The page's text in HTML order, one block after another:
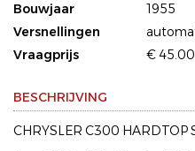
Bouwjaar
1955
Versnellingen
Vraagprijs
€
BESCHRIJVING
CHRYSLER C300 HARDTOP